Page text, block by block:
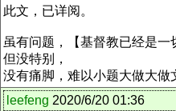
此文，已详阅。
虽有问题，【基督教已经是一
但没特别，
没有痛脚，难以小题大做大做
leefeng 2020/6/20 01:36